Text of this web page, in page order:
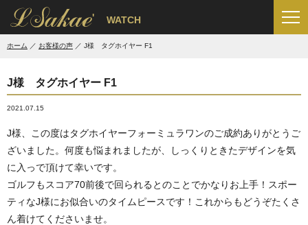
' WATCH
ホーム お客様の声 J様 タグホイヤー F1
J様 タグホイヤー F1
2021.07.15
J様、この度はタグホイヤーフォーミュラワンのご成約ありがとうご
ざいました。何度も悩まれましたが、しっくりときたデザインを気
に入っで頂けて幸いです。
ゴルフもスコア70前後で回られるとのことでかなりお上手！スポー
ティなJ様にお似合いのタイムピースです！これからもどうぞたくさ
ん着けてくださいませ。